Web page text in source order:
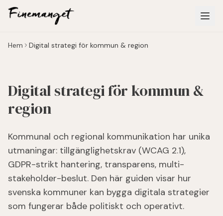
Hoppa till huvudinnehåll
Hem Digital strategi för kommun & region
Digital strategi för kommun &
region
Kommunal och regional kommunikation har unika
utmaningar: tillgänglighetskrav (WCAG 2.1),
GDPR-strikt hantering, transparens, multi-
stakeholder-beslut. Den här guiden visar hur
svenska kommuner kan bygga digitala strategier
som fungerar både politiskt och operativt.